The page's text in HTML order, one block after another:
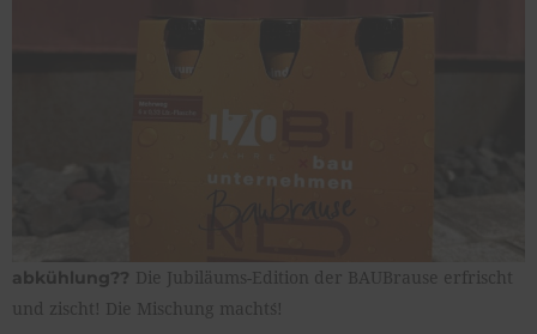
abkühlung?? Die Jubiläums-Edition der BAUBrause erfrischt
und zischt! Die Mischung macht´s!